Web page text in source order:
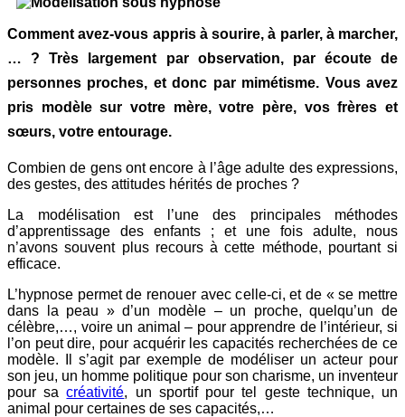
Comment avez-vous appris à sourire, à parler, à marcher,
… ? Très largement par observation, par écoute de
personnes proches, et donc par mimétisme. Vous avez
pris modèle sur votre mère, votre père, vos frères et
sœurs, votre entourage.
Combien de gens ont encore à l’âge adulte des expressions,
des gestes, des attitudes hérités de proches ?
La modélisation est l’une des principales méthodes
d’apprentissage des enfants ; et une fois adulte, nous
n’avons souvent plus recours à cette méthode, pourtant si
efficace.
L’hypnose permet de renouer avec celle-ci, et de « se mettre
dans la peau » d’un modèle – un proche, quelqu’un de
célèbre,…, voire un animal – pour apprendre de l’intérieur, si
l’on peut dire, pour acquérir les capacités recherchées de ce
modèle. Il s’agit par exemple de modéliser un acteur pour
son jeu, un homme politique pour son charisme, un inventeur
pour sacréativité, un sportif pour tel geste technique, un
animal pour certaines de ses capacités,…